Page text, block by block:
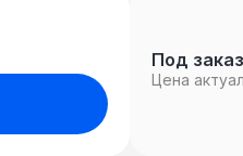
Под заказ
Цена